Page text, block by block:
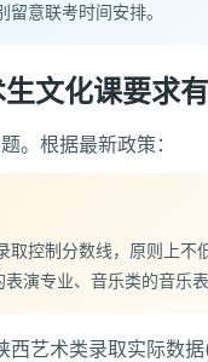
意联考时间安排。
文化课要求有
。根据最新政策：
取控制分数线，原则上
演专业、音乐类的音乐
艺术类录取实际数据